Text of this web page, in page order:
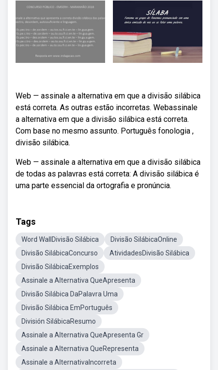
Web — assinale a alternativa em que a divisão silábica
está correta. As outras estão incorretas. Webassinale
a alternativa em que a divisão silábica está correta.
Com base no mesmo assunto. Português fonologia ,
divisão silábica.
Web — assinale a alternativa em que a divisão silábica
de todas as palavras está correta: A divisão silábica é
uma parte essencial da ortografia e pronúncia.
Tags
Word WallDivisão Silábica
Divisão SilábicaOnline
Divisão SilábicaConcurso
AtividadesDivisão Silábica
Divisão SilábicaExemplos
Assinale a Alternativa QueApresenta
Divisão Silábica DaPalavra Uma
Divisão Silábica EmPortuguês
División SilábicaResumo
Assinale a Alternativa QueApresenta Gr
Assinale a Alternativa QueRepresenta
Assinale a AlternativaIncorreta